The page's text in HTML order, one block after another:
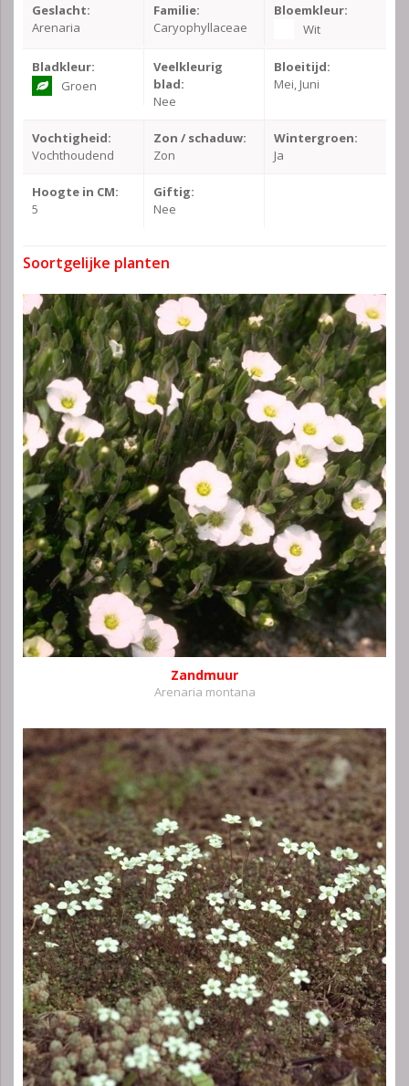
Geslacht:
Arenaria
Familie:
Caryophyllaceae
Bloemkleur:
Wit
Bladkleur:
Groen
Veelkleurig
blad:
Nee
Bloeitijd:
Mei, Juni
Vochtigheid:
Vochthoudend
Zon / schaduw:
Zon
Wintergroen:
Ja
Hoogte in CM:
5
Giftig:
Nee
Soortgelijke planten
Zandmuur
Arenaria montana